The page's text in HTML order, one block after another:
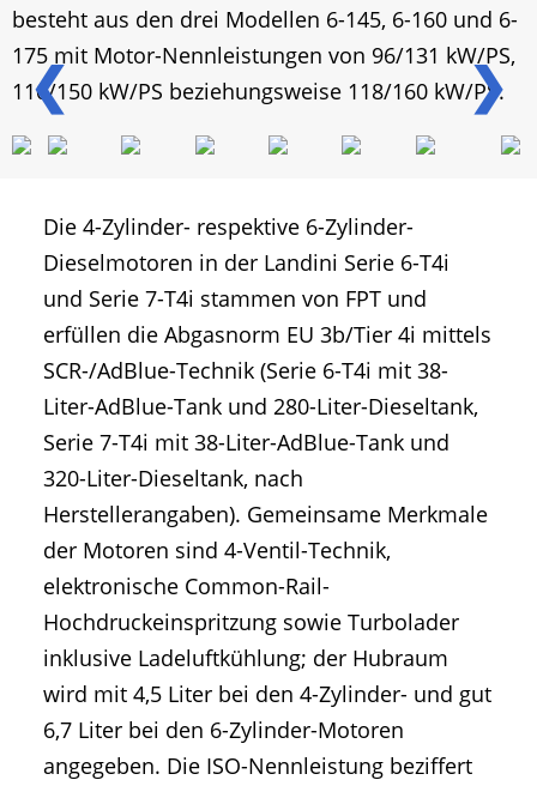
❮ ❯
besteht aus den drei Modellen 6-145, 6-160 und 6-
175 mit Motor-Nennleistungen von 96/131 kW/PS,
110/150 kW/PS beziehungsweise 118/160 kW/PS.
Die 4-Zylinder- respektive 6-Zylinder-
Dieselmotoren in der Landini Serie 6-T4i
und Serie 7-T4i stammen von FPT und
erfüllen die Abgasnorm EU 3b/Tier 4i mittels
SCR-/AdBlue-Technik (Serie 6-T4i mit 38-
Liter-AdBlue-Tank und 280-Liter-Dieseltank,
Serie 7-T4i mit 38-Liter-AdBlue-Tank und
320-Liter-Dieseltank, nach
Herstellerangaben). Gemeinsame Merkmale
der Motoren sind 4-Ventil-Technik,
elektronische Common-Rail-
Hochdruckeinspritzung sowie Turbolader
inklusive Ladeluftkühlung; der Hubraum
wird mit 4,5 Liter bei den 4-Zylinder- und gut
6,7 Liter bei den 6-Zylinder-Motoren
angegeben. Die ISO-Nennleistung beziffert